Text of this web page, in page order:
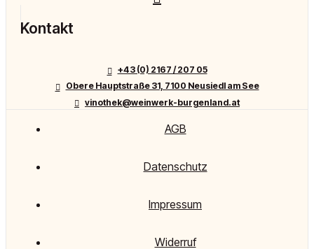
Kontakt
+43 (0) 2167 / 207 05
Obere Hauptstraße 31, 7100 Neusiedl am See
vinothek@weinwerk-burgenland.at
AGB
Datenschutz
Impressum
Widerruf